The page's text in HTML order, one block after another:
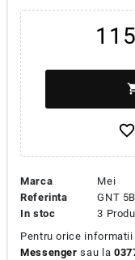
favorite_border
Marca
Mei
Referinta
GNT
In stoc
3
Pentru orice
Messenger sau la